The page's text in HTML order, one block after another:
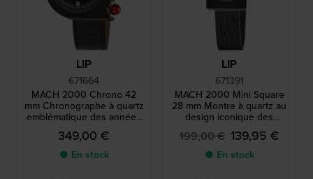
LIP
671664
MACH 2000 Chrono 42
mm Chronographe à quartz
emblématique des années
1970 avec date
349,00 €
● En stock
LIP
671391
MACH 2000 Mini Square
28 mm Montre à quartz au
design iconique des
années 1970 avec boîtier
carré
199,00 € 139,95 €
● En stock